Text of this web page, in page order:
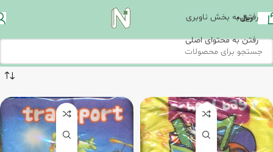
رفتن به بخش ناوبری
رفتن به محتوای اصلی
ریال0